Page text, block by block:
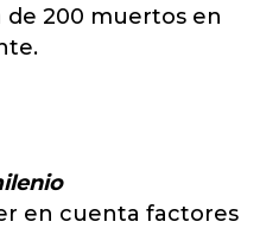
de 200 muertos en
en cuenta factores